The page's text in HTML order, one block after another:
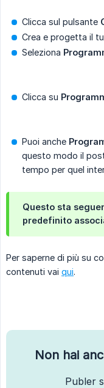
Clicca sul pulsante
Crea e progetta il
Seleziona
Clicca su
Puoi anche
questo modo il
tempo per quel
Questo sta
predefinito
Per saperne di più su
contenuti vai qui.
Non hai
Publer